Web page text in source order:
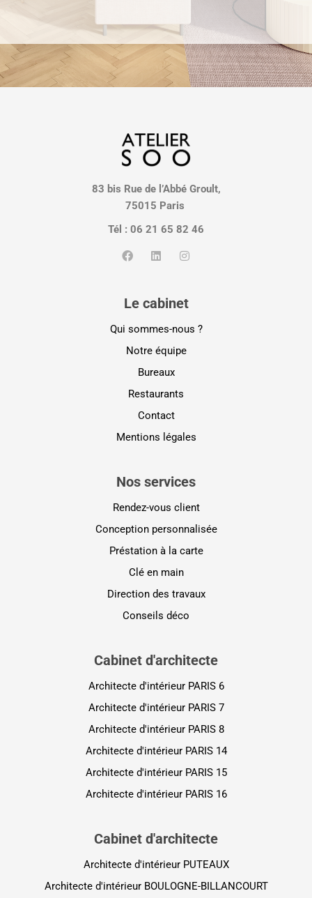
83 bis Rue de l’Abbé Groult,
75015 Paris
Tél : 06 21 65 82 46
Le cabinet
Qui sommes-nous ?
Notre équipe
Bureaux
Restaurants
Contact
Mentions légales
Nos services
Rendez-vous client
Conception personnalisée
Préstation à la carte
Clé en main
Direction des travaux
Conseils déco
Cabinet d'architecte
Architecte d'intérieur PARIS 6
Architecte d'intérieur PARIS 7
Architecte d'intérieur PARIS 8
Architecte d'intérieur PARIS 14
Architecte d'intérieur PARIS 15
Architecte d'intérieur PARIS 16
Cabinet d'architecte
Architecte d'intérieur PUTEAUX
Architecte d'intérieur BOULOGNE-BILLANCOURT